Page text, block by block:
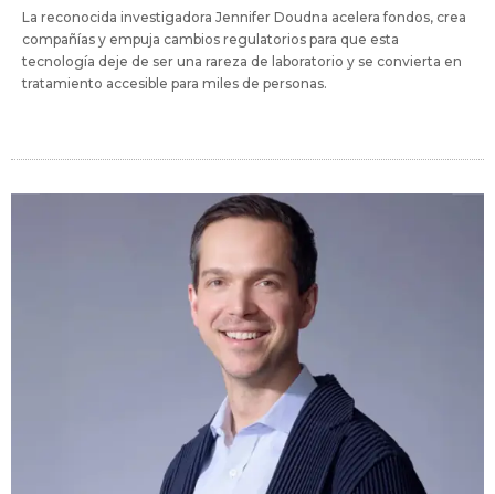
La reconocida investigadora Jennifer Doudna acelera fondos, crea
compañías y empuja cambios regulatorios para que esta
tecnología deje de ser una rareza de laboratorio y se convierta en
tratamiento accesible para miles de personas.